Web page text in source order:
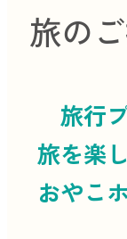
旅の
旅行
旅を楽
おやこ